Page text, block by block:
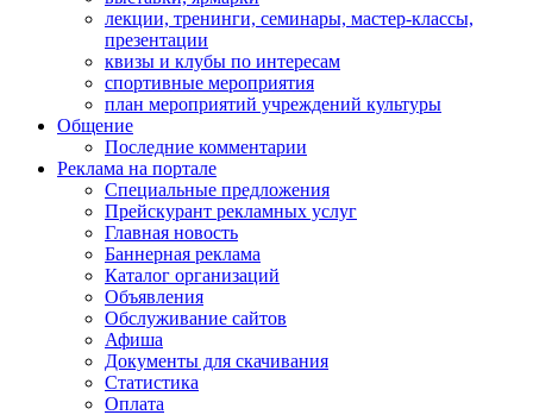
лекции, тренинги, семинары, мастер-классы,
презентации
квизы и клубы по интересам
спортивные мероприятия
план мероприятий учреждений культуры
Общение
Последние комментарии
Реклама на портале
Специальные предложения
Прейскурант рекламных услуг
Главная новость
Баннерная реклама
Каталог организаций
Объявления
Обслуживание сайтов
Афиша
Документы для скачивания
Статистика
Оплата